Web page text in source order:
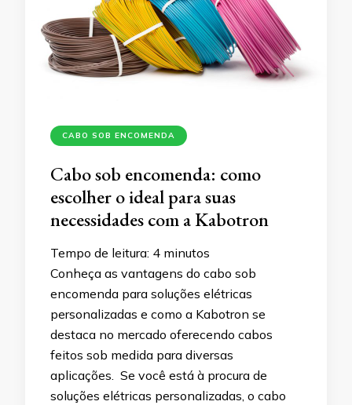
CABO SOB ENCOMENDA
Cabo sob encomenda: como
escolher o ideal para suas
necessidades com a Kabotron
Tempo de leitura: 4 minutos
Conheça as vantagens do cabo sob
encomenda para soluções elétricas
personalizadas e como a Kabotron se
destaca no mercado oferecendo cabos
feitos sob medida para diversas
aplicações. Se você está à procura de
soluções elétricas personalizadas, o cabo